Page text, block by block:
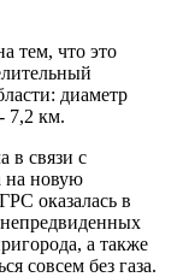
тем, что это
диаметр
7,2 км.
в связи с
на новую
оказалась в
а также
совсем без газа.